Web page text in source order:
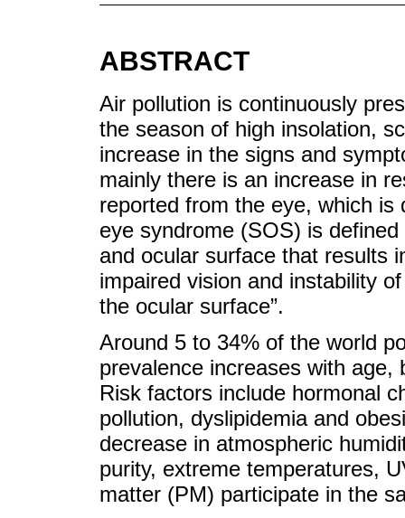
ABSTRACT
Air pollution is continuously
the season of high insolation,
increase in the signs and
mainly there is an increase in
reported from the eye, which
eye syndrome (SOS) is
and ocular surface that results
impaired vision and instability
the ocular surface”.
Around 5 to 34% of the world
prevalence increases with
Risk factors include hormonal
pollution, dyslipidemia and
decrease in atmospheric
purity, extreme temperatures,
matter (PM) participate in the